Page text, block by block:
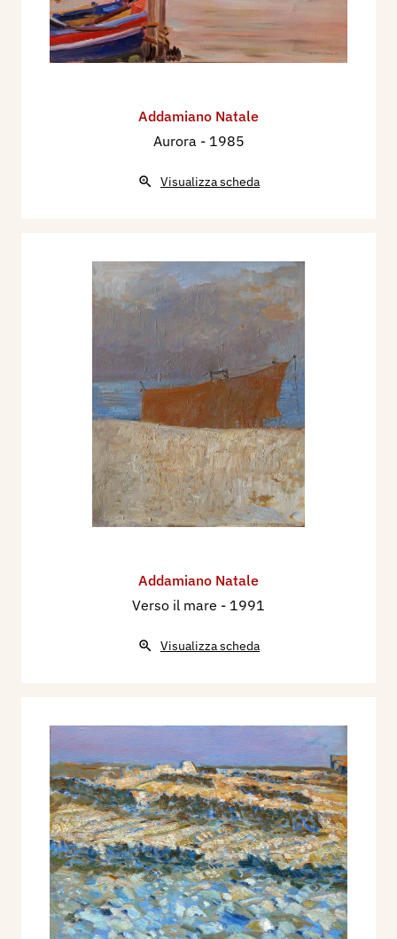
Addamiano Natale
Aurora - 1985
Visualizza scheda
Addamiano Natale
Verso il mare - 1991
Visualizza scheda